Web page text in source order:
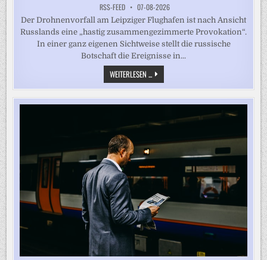
RSS-FEED 07-08-2026
Der Drohnenvorfall am Leipziger Flughafen ist nach Ansicht
Russlands eine „hastig zusammengezimmerte Provokation“.
In einer ganz eigenen Sichtweise stellt die russische
Botschaft die Ereignisse in...
WEITERLESEN ...„ES
LIEGT
AUF
DER
HAND
–
RUSSLAND
ERKLÄRUNG
NACH
DROHNENVORFALL
IN
LEIPZIG